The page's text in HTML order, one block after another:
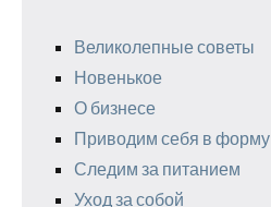
Великолепные советы
Новенькое
О бизнесе
Приводим себя в форму
Следим за питанием
Уход за собой